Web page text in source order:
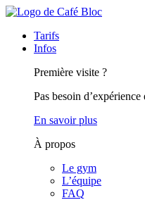
Tarifs
Infos
Première visite ?
Pas besoin
En savoir plus
À propos
Le gym
L’équipe
FAQ